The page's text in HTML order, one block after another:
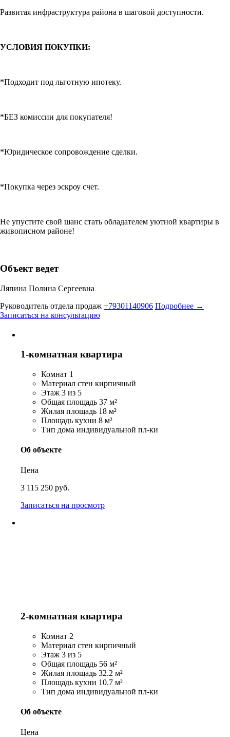
Развитая инфраструктура района в шаговой доступности.
УСЛОВИЯ ПОКУПКИ:
*Подходит под льготную ипотеку.
*БЕЗ комиссии для покупателя!
*Юридическое сопровождение сделки.
*Покупка через эскроу счет.
Не упустите свой шанс стать обладателем уютной квартиры в
живописном районе!
Объект ведет
Ляпина Полина Сергеевна
Руководитель отдела продаж +79301140906 Подробнее →
Записаться на консультацию
1-комнатная квартира
Комнат 1
Материал стен кирпичный
Этаж 3 из 5
Общая площадь 37 м²
Жилая площадь 18 м²
Площадь кухни 8 м²
Тип дома индивидуальной пл-ки
Об объекте
Цена
3 115 250 руб.
Записаться на просмотр
2-комнатная квартира
Комнат 2
Материал стен кирпичный
Этаж 3 из 5
Общая площадь 56 м²
Жилая площадь 32.2 м²
Площадь кухни 10.7 м²
Тип дома индивидуальной пл-ки
Об объекте
Цена